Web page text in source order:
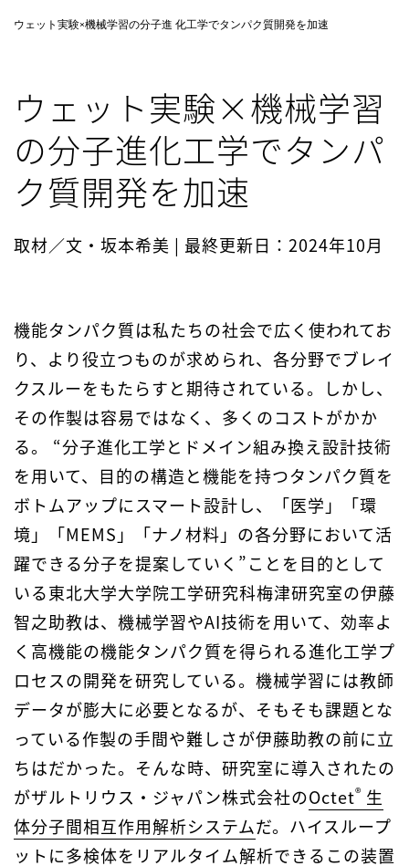
ウェット実験×機械学習の分子進 化工学でタンパク質開発を加速
ウェット実験×機械学習
の分子進化工学でタンパ
ク質開発を加速
取材／文・坂本希美 | 最終更新日：2024年10月
機能タンパク質は私たちの社会で広く使われてお
り、より役立つものが求められ、各分野でブレイ
クスルーをもたらすと期待されている。しかし、
その作製は容易ではなく、多くのコストがかか
る。 “分子進化工学とドメイン組み換え設計技術
を用いて、目的の構造と機能を持つタンパク質を
ボトムアップにスマート設計し、「医学」「環
境」「MEMS」「ナノ材料」の各分野において活
躍できる分子を提案していく”ことを目的として
いる東北大学大学院工学研究科梅津研究室の伊藤
智之助教は、機械学習やAI技術を用いて、効率よ
く高機能の機能タンパク質を得られる進化工学プ
ロセスの開発を研究している。機械学習には教師
データが膨大に必要となるが、そもそも課題とな
っている作製の手間や難しさが伊藤助教の前に立
ちはだかった。そんな時、研究室に導入されたの
がザルトリウス・ジャパン株式会社のOctet® 生
体分子間相互作用解析システムだ。ハイスループ
ットに多検体をリアルタイム解析できるこの装置